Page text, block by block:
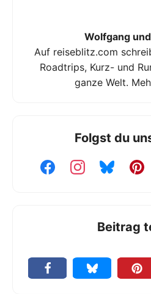
Wolfgang
Auf reiseblitz.com
Roadtrips, Kurz- und
ganze Welt.
Folgst du
Beitrag